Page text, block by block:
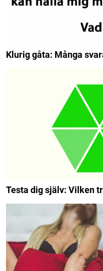
Klurig gåta: Många
Testa dig själv: Vilken